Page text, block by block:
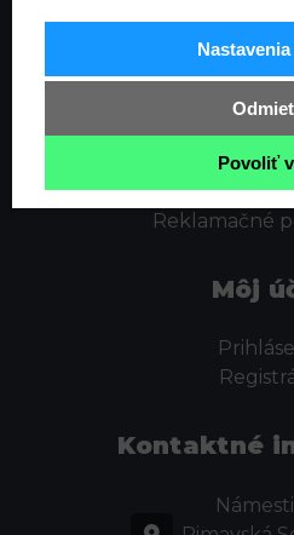
Ochrana
Odstúpenie
Obchodné
Reklamačné
Môj
Kontaktné
Povoliť